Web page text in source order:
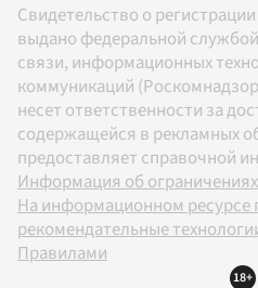
Свидетельство о
выдано федеральной
связи, информационных
коммуникаций
несет ответственности за
содержащейся в рекламных
предоставляет справочной
Информация об ограничениях
На информационном
рекомендательные
Правилами
18+